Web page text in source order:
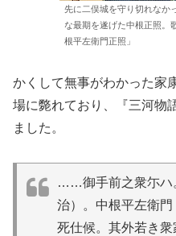
先に二俣城を守り切れなか
な最期を遂げた中根正照。
根平左衛門正照」
かくして無事がわかった家
場に斃れており、『三河物
ました。
……御手前之衆尓ハ
治）。中根平左衛
死仕候。其外若き